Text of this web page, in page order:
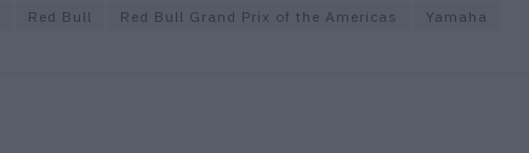
Red Bull Red Bull Grand Prix of the Americas Yamaha